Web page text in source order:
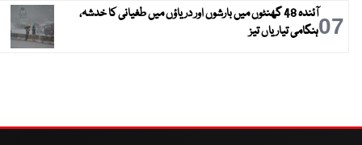
07
آئندہ 48 گھنٹوں میں بارشوں اور دریاؤں میں طغیانی کا خدشہ،
ہنگامی تیاریاں تیز